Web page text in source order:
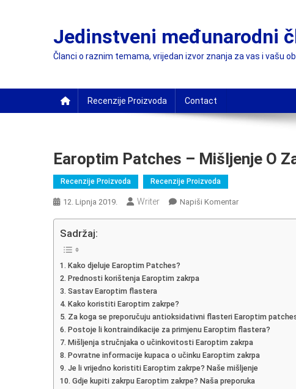
Jedinstveni međunarodni
Članci o raznim temama, vrijedan izvor znanja za vas i vašu
Recenzije Proizvoda Contact
Earoptim Patches – Mišljenje O
Recenzije Proizvoda Recenzije Proizvoda
12. Lipnja 2019. Writer Napiši KomentarOn
Poboljšanje
Sluha
Sadržaj:
Kako djeluje Earoptim Patches?
Prednosti korištenja Earoptim zakrpa
Sastav Earoptim flastera
Kako koristiti Earoptim zakrpe?
Za koga se preporučuju antioksidativni flasteri Earoptim
Postoje li kontraindikacije za primjenu Earoptim flastera?
Mišljenja stručnjaka o učinkovitosti Earoptim zakrpa
Povratne informacije kupaca o učinku Earoptim zakrpa
Je li vrijedno koristiti Earoptim zakrpe? Naše mišljenje
Gdje kupiti zakrpu Earoptim zakrpe? Naša preporuka